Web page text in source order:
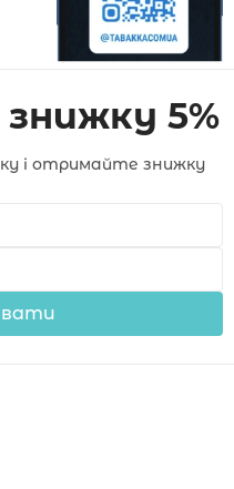
5%
і отримайте знижку